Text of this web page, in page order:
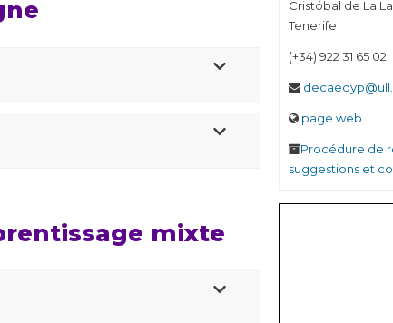
mixte
Cristóbal de La
Tenerife
(+34) 922 31 65 02
page web
Procédure de
suggestions et